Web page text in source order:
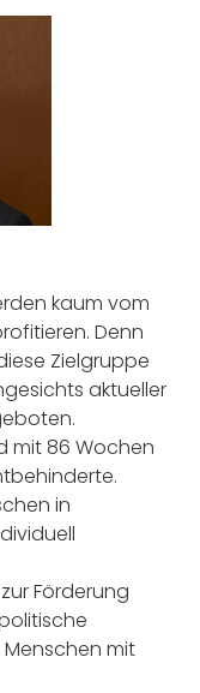
kaum vom
Denn
Zielgruppe
aktueller
mit 86 Wochen
in
Förderung
mit